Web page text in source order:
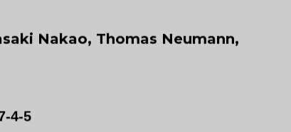
Nakao, Thomas Neumann,
4-5